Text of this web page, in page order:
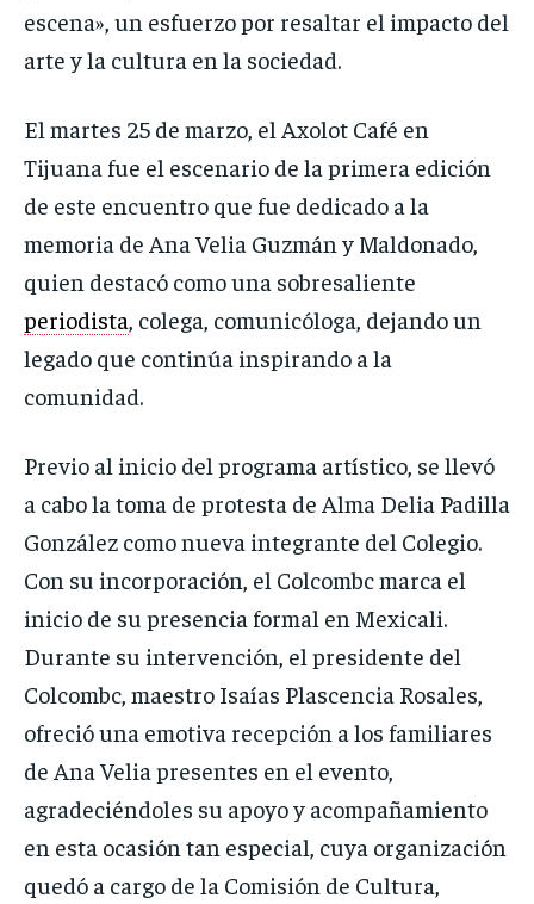
escena», un esfuerzo por resaltar el impacto del
arte y la cultura en la sociedad.
El martes 25 de marzo, el Axolot Café en
Tijuana fue el escenario de la primera edición
de este encuentro que fue dedicado a la
memoria de Ana Velia Guzmán y Maldonado,
quien destacó como una sobresaliente
periodista, colega, comunicóloga, dejando un
legado que continúa inspirando a la
comunidad.
Previo al inicio del programa artístico, se llevó
a cabo la toma de protesta de Alma Delia Padilla
González como nueva integrante del Colegio.
Con su incorporación, el Colcombc marca el
inicio de su presencia formal en Mexicali.
Durante su intervención, el presidente del
Colcombc, maestro Isaías Plascencia Rosales,
ofreció una emotiva recepción a los familiares
de Ana Velia presentes en el evento,
agradeciéndoles su apoyo y acompañamiento
en esta ocasión tan especial, cuya organización
quedó a cargo de la Comisión de Cultura,